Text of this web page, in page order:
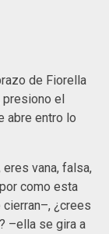
de Fiorella
presiono el
abre entro lo
vana, falsa,
como esta
¿crees
–ella se gira a